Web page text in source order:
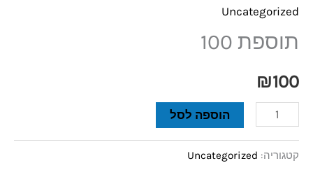
Uncategorized
תוספת 100
₪100
הוספה לסל
קטגוריה: Uncategorized